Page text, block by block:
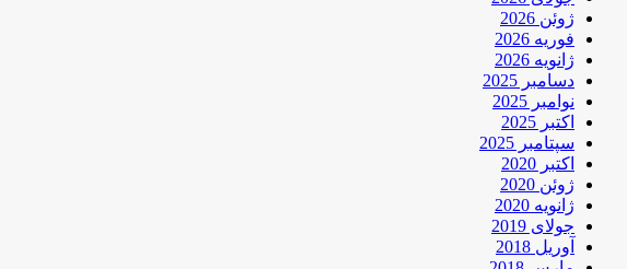
ژوئن 2026
فوریه 2026
ژانویه 2026
دسامبر 2025
نوامبر 2025
اکتبر 2025
سپتامبر 2025
اکتبر 2020
ژوئن 2020
ژانویه 2020
جولای 2019
آوریل 2018